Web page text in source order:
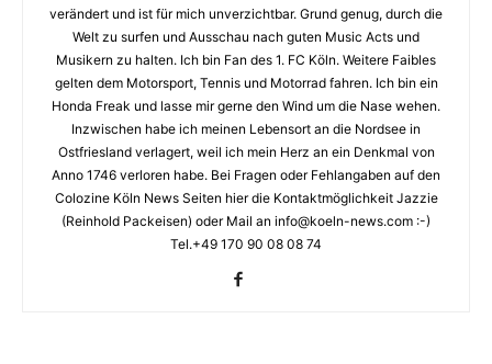
verändert und ist für mich unverzichtbar. Grund genug, durch die
Welt zu surfen und Ausschau nach guten Music Acts und
Musikern zu halten. Ich bin Fan des 1. FC Köln. Weitere Faibles
gelten dem Motorsport, Tennis und Motorrad fahren. Ich bin ein
Honda Freak und lasse mir gerne den Wind um die Nase wehen.
Inzwischen habe ich meinen Lebensort an die Nordsee in
Ostfriesland verlagert, weil ich mein Herz an ein Denkmal von
Anno 1746 verloren habe. Bei Fragen oder Fehlangaben auf den
Colozine Köln News Seiten hier die Kontaktmöglichkeit Jazzie
(Reinhold Packeisen) oder Mail an info@koeln-news.com :-)
Tel.+49 170 90 08 08 74